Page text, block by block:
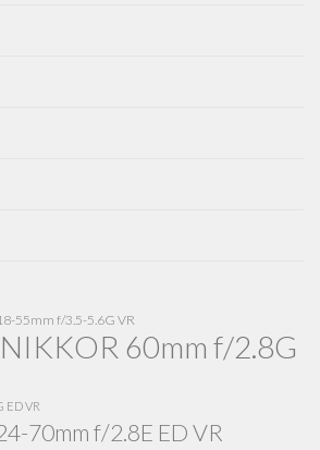
55mm f/3.5-5.6G VR
60mm f/2.8G
ED VR
70mm f/2.8E ED VR